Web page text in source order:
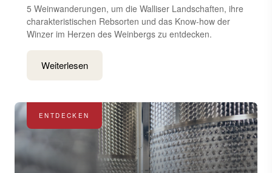
5 Weinwanderungen, um die Walliser Landschaften, ihre
charakteristischen Rebsorten und das Know-how der
Winzer im Herzen des Weinbergs zu entdecken.
Weiterlesen
ENTDECKEN